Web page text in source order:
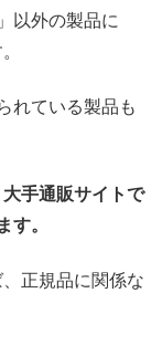
以外の製品に
れている製品も
手通販サイトで
す。
正規品に関係な